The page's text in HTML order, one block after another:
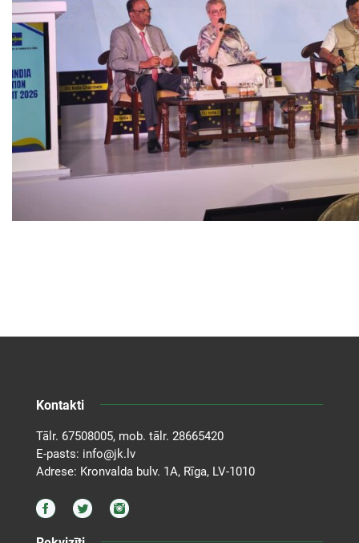
Kontakti
Tālr. 67508005, mob. tālr. 28665420
E-pasts: info@jk.lv
Adrese: Kronvalda bulv. 1A, Rīga, LV-1010